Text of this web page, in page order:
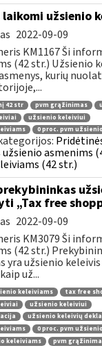
laikomi užsienio
2022-09-09
KM1167 Ši
(42 str.) Užsienio
kurių
42 str pvm grąžinimas
užsienio keleiviui
0 proc. pvm
asmenims
(42 str.)
„Tax free
2022-09-09
KM3079 Ši
(42 str.)
yra užsienio
už...
keleiviams tax free
užsienio keleiviui
užsienio keleivių
0 proc. pvm
keleiviams
pvm